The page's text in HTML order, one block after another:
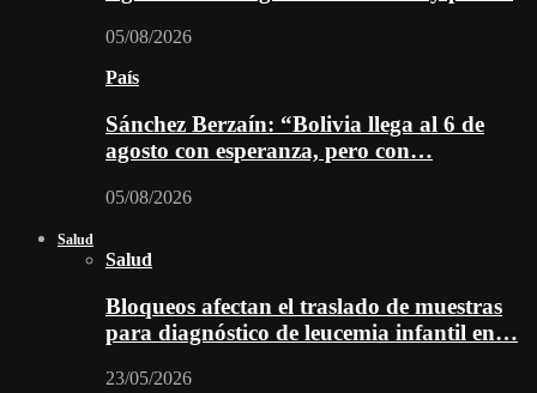
05/08/2026
País
Sánchez Berzaín: “Bolivia llega al 6 de
agosto con esperanza, pero con…
05/08/2026
Salud
Salud
Bloqueos afectan el traslado de muestras
para diagnóstico de leucemia infantil en…
23/05/2026